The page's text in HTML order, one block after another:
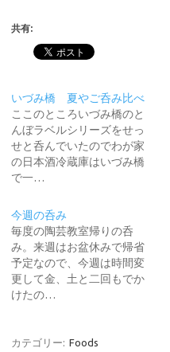
共有:
いづみ橋 夏やご呑み比べ
ここのところいづみ橋のと
んぼラベルシリーズをせっ
せと呑んでいたのでわが家
の日本酒冷蔵庫はいづみ橋
で一…
今週の呑み
毎度の陶芸教室帰りの呑
み。来週はお盆休みで帰省
予定なので、今週は時間変
更して金、土と二回もでか
けたの…
カテゴリー: Foods